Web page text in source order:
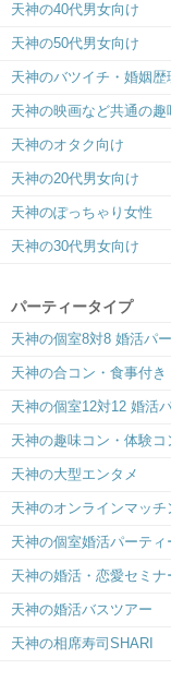
天神の40代男女向け
天神の50代男女向け
天神のバツイチ・婚姻歴
天神の映画など共通の趣
天神のオタク向け
天神の20代男女向け
天神のぽっちゃり女性
天神の30代男女向け
パーティータイプ
天神の個室8対8 婚活パ
天神の合コン・食事付き
天神の個室12対12 婚活
天神の趣味コン・体験コ
天神の大型エンタメ
天神のオンラインマッチ
天神の個室婚活パーティ
天神の婚活・恋愛セミナ
天神の婚活バスツアー
天神の相席寿司SHARI